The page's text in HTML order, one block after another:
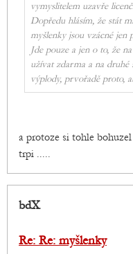
vymyslitelem uzavře
Dopředu hlásím, že stát
myšlenky jsou vzácné jen
Jde pouze a jen o to, že
užívat zdarma a na druhé
výplody, prvořadě proto,
a protoze si tohle
trpi .....
bdX
Re: Re: myšlenky